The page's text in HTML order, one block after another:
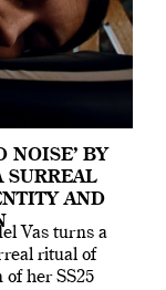
NOISE’ BY
SURREAL
AND
Vas turns a
ritual of
her SS25